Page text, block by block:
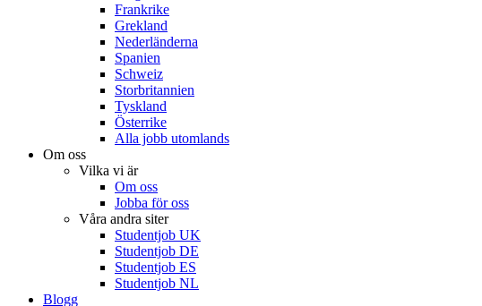
Frankrike
Grekland
Nederländerna
Spanien
Schweiz
Storbritannien
Tyskland
Österrike
Alla jobb utomlands
Om oss
Vilka vi är
Om oss
Jobba för oss
Våra andra siter
Studentjob UK
Studentjob DE
Studentjob ES
Studentjob NL
Blogg